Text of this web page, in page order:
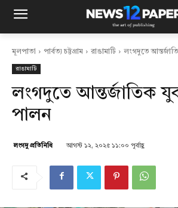
মূলপাতা পার্বত্য চট্টগ্রাম রাঙামাটি লংগদুতে
রাঙামাটি
লংগদুতে আন্তর্জাতিক
পালন
লংগদু প্রতিনিধি আগস্ট ১২, ২০২৫ ১১:০০ পূর্বাহ্ণ